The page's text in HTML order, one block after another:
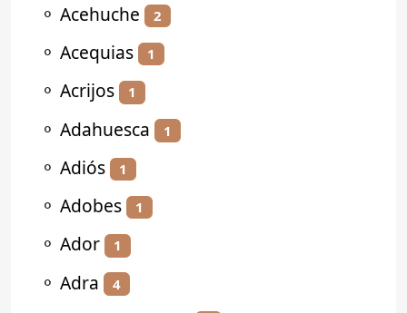
⚬ Acehuche 2
⚬ Acequias 1
⚬ Acrijos 1
⚬ Adahuesca 1
⚬ Adiós 1
⚬ Adobes 1
⚬ Ador 1
⚬ Adra 4